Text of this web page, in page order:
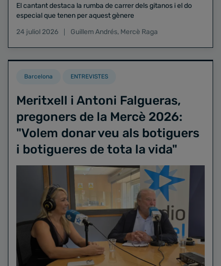
El cantant destaca la rumba de carrer dels gitanos i el do
especial que tenen per aquest gènere
24 juliol 2026
Guillem Andrés, Mercè Raga
Barcelona ENTREVISTES
Meritxell i Antoni Falgueras,
pregoners de la Mercè 2026:
"Volem donar veu als botiguers
i botigueres de tota la vida"